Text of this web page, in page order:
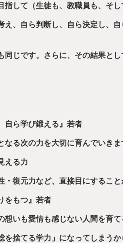
指して（生徒も、教職員も、そし
え、自ら判断し、自ら決定し、
同じです。さらに、その結果とし
自ら学び鍛える』若者
なる次の力を大切に育んでいきま
える力
・復元力など、直接目にするこ
をもつ』若者
いも愛情も感じない人間を育て
捨てる学力」になってしまうか